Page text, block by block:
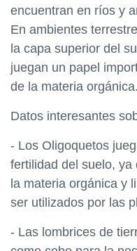
encuentran en ríos y
En ambientes
la capa superior del
juegan un papel
de la materia orgánica.
Datos interesantes
- Los Oligoquetos
fertilidad del suelo,
la materia orgánica y
ser utilizados por las
- Las lombrices de